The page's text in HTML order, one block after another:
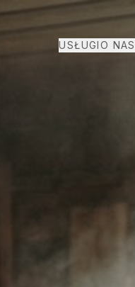
USŁUGIO NAS